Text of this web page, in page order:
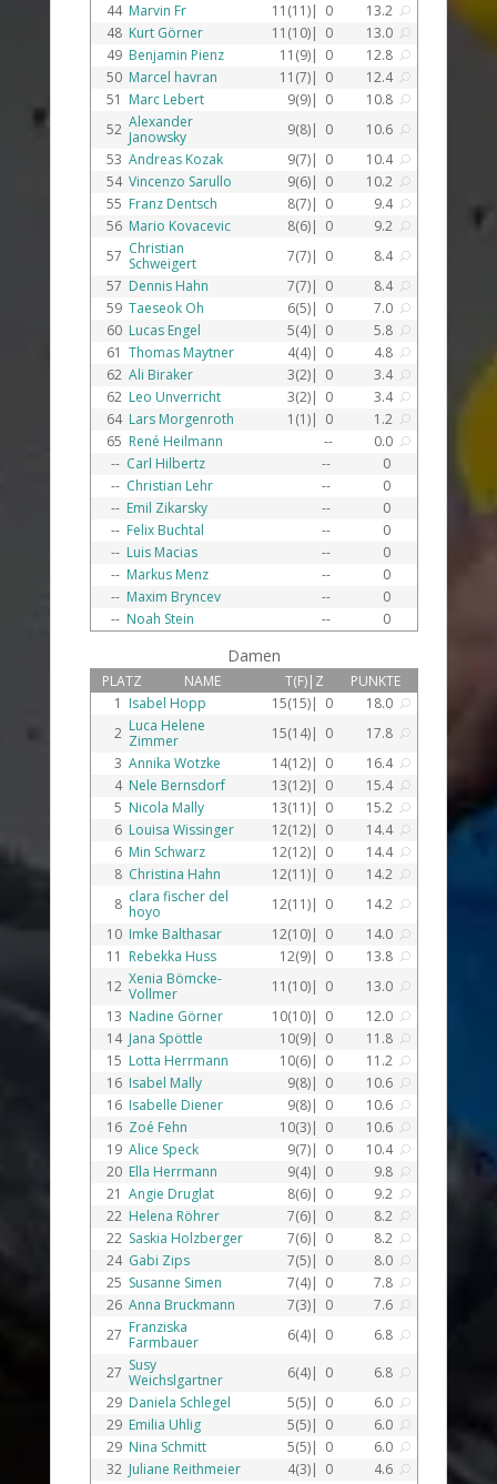
44 Marvin Fr 11(11)| 0 13.2 U
48 Kurt Görner 11(10)| 0 13.0 U
49 Benjamin Pienz 11(9)| 0 12.8 U
50 Marcel havran 11(7)| 0 12.4 U
51 Marc Lebert 9(9)| 0 10.8 U
52 Alexander
Janowsky
9(8)| 0 10.6 U
53 Andreas Kozak 9(7)| 0 10.4 U
54 Vincenzo Sarullo 9(6)| 0 10.2 U
55 Franz Dentsch 8(7)| 0 9.4 U
56 Mario Kovacevic 8(6)| 0 9.2 U
57 Christian
Schweigert
7(7)| 0 8.4 U
57 Dennis Hahn 7(7)| 0 8.4 U
59 Taeseok Oh 6(5)| 0 7.0 U
60 Lucas Engel 5(4)| 0 5.8 U
61 Thomas Maytner 4(4)| 0 4.8 U
62 Ali Biraker 3(2)| 0 3.4 U
62 Leo Unverricht 3(2)| 0 3.4 U
64 Lars Morgenroth 1(1)| 0 1.2 U
65 René Heilmann -- 0.0 U
-- Carl Hilbertz --
0
-- Christian Lehr --
0
-- Emil Zikarsky --
0
-- Felix Buchtal --
0
-- Luis Macias --
0
-- Markus Menz --
0
-- Maxim Bryncev --
0
-- Noah Stein -- 0
Damen
PLATZ NAME T(F)|Z
PUNKTE
1 Isabel Hopp 15(15)| 0 18.0 U
2 Luca Helene
Zimmer
15(14)| 0 17.8 U
3 Annika Wotzke 14(12)| 0 16.4 U
4 Nele Bernsdorf 13(12)| 0 15.4 U
5 Nicola Mally 13(11)| 0 15.2 U
6 Louisa Wissinger 12(12)| 0 14.4 U
6 Min Schwarz 12(12)| 0 14.4 U
8 Christina Hahn 12(11)| 0 14.2 U
8 clara fischer del
hoyo
12(11)| 0 14.2 U
10 Imke Balthasar 12(10)| 0 14.0 U
11 Rebekka Huss 12(9)| 0 13.8 U
12 Xenia Bömcke-
Vollmer
11(10)| 0 13.0 U
13 Nadine Görner 10(10)| 0 12.0 U
14 Jana Spöttle 10(9)| 0 11.8 U
15 Lotta Herrmann 10(6)| 0 11.2 U
16 Isabel Mally 9(8)| 0 10.6 U
16 Isabelle Diener 9(8)| 0 10.6 U
16 Zoé Fehn 10(3)| 0 10.6 U
19 Alice Speck 9(7)| 0 10.4 U
20 Ella Herrmann 9(4)| 0 9.8 U
21 Angie Druglat 8(6)| 0 9.2 U
22 Helena Röhrer 7(6)| 0 8.2 U
22 Saskia Holzberger 7(6)| 0 8.2 U
24 Gabi Zips 7(5)| 0 8.0 U
25 Susanne Simen 7(4)| 0 7.8 U
26 Anna Bruckmann 7(3)| 0 7.6 U
27 Franziska
Farmbauer
6(4)| 0 6.8 U
27 Susy
Weichslgartner
6(4)| 0 6.8 U
29 Daniela Schlegel 5(5)| 0 6.0 U
29 Emilia Uhlig 5(5)| 0 6.0 U
29 Nina Schmitt 5(5)| 0 6.0 U
32 Juliane Reithmeier 4(3)| 0 4.6 U